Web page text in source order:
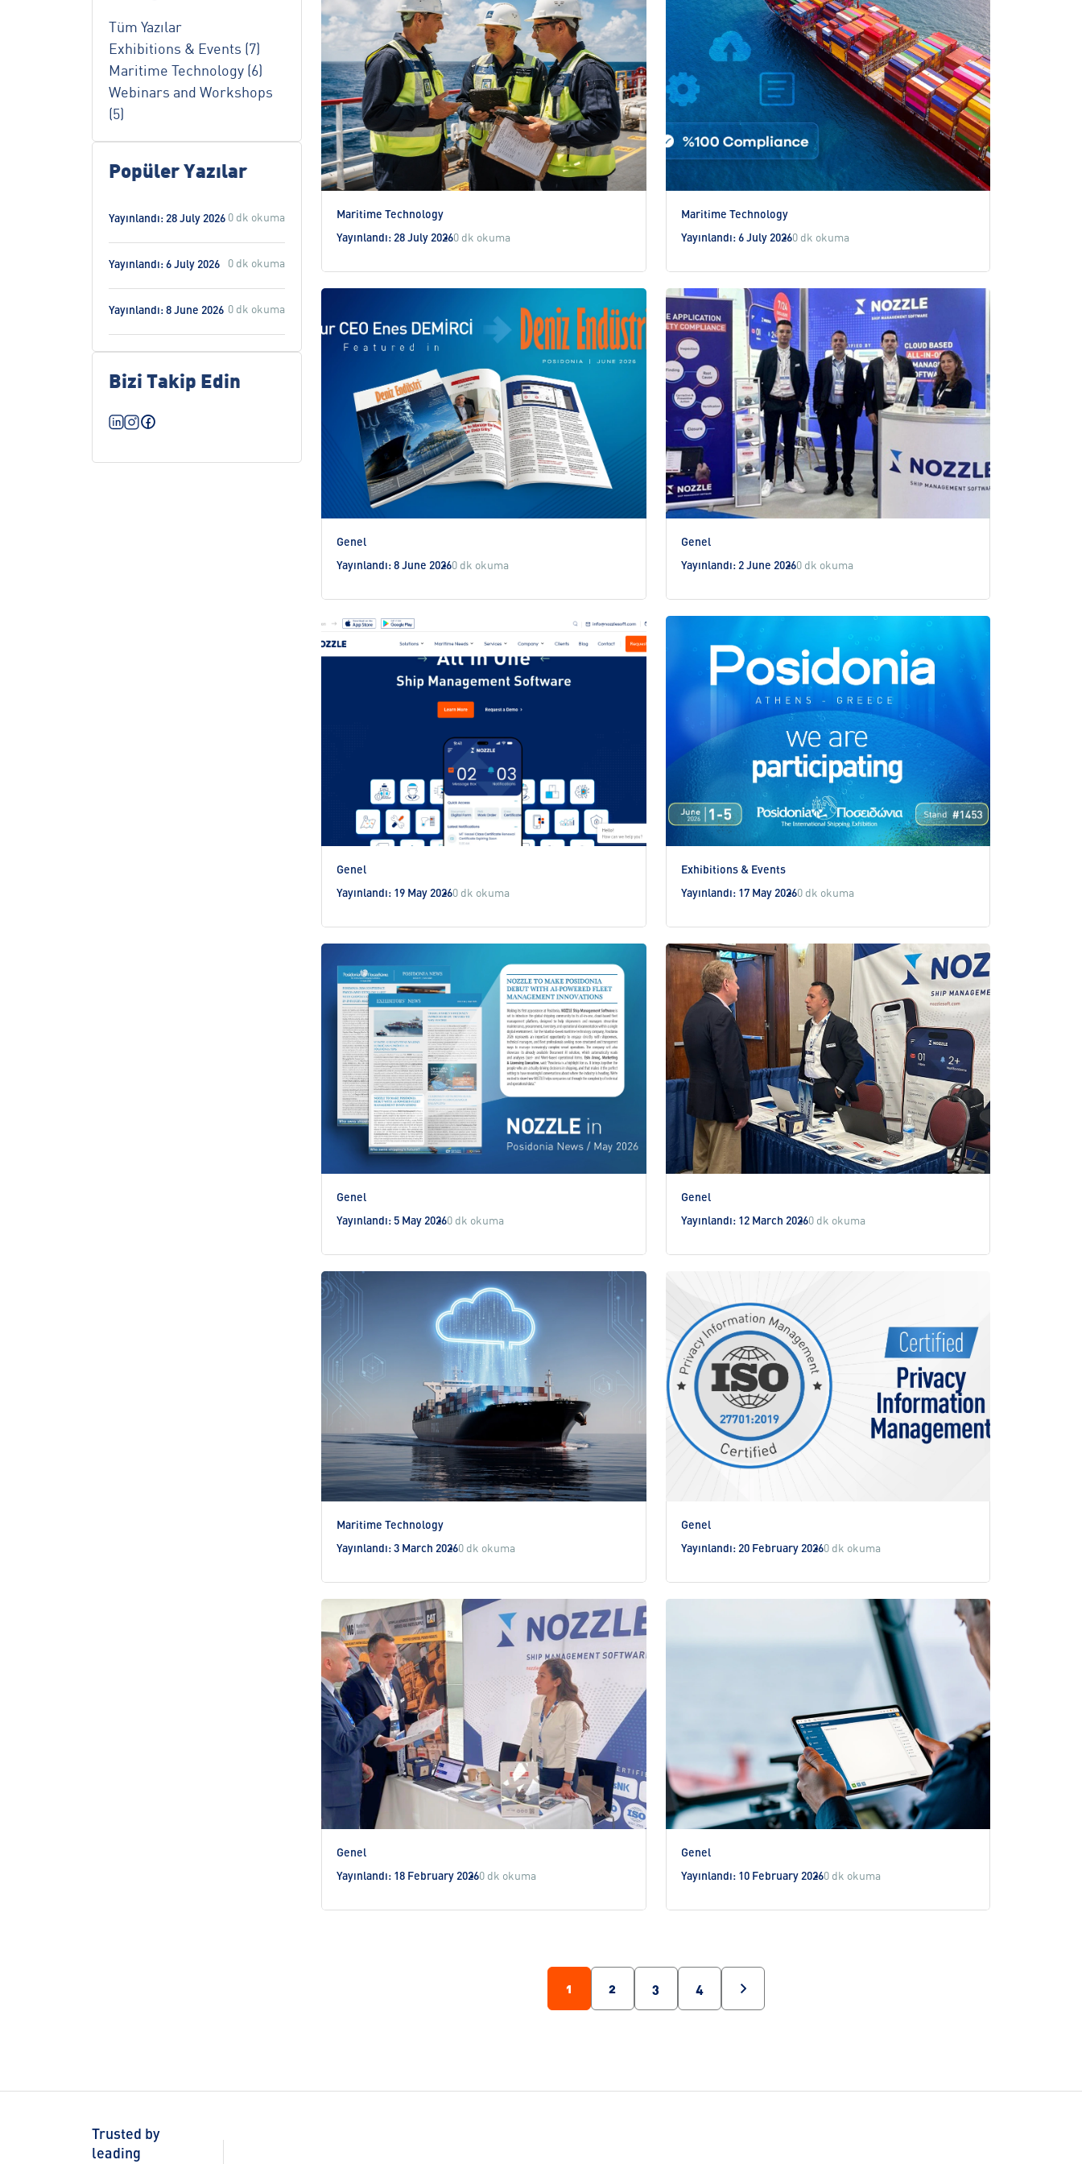
Tüm Yazılar
Exhibitions & Events (7)
Maritime Technology (6)
Webinars and Workshops
(5)
Popüler Yazılar
Yayınlandı: 28 July 2026 0 dk okuma
Yayınlandı: 6 July 2026 0 dk okuma
Yayınlandı: 8 June 2026 0 dk okuma
Bizi Takip Edin
Maritime Technology
Yayınlandı: 28 July 20260 dk okuma
Maritime Technology
Yayınlandı: 6 July 20260 dk okuma
Genel
Yayınlandı: 8 June 20260 dk okuma
Genel
Yayınlandı: 2 June 20260 dk okuma
Genel
Yayınlandı: 19 May 20260 dk okuma
Exhibitions & Events
Yayınlandı: 17 May 20260 dk okuma
Genel
Yayınlandı: 5 May 20260 dk okuma
Genel
Yayınlandı: 12 March 20260 dk okuma
Maritime Technology
Yayınlandı: 3 March 20260 dk okuma
Genel
Yayınlandı: 20 February 20260 dk okuma
Genel
Yayınlandı: 18 February 20260 dk okuma
Genel
Yayınlandı: 10 February 20260 dk okuma
1 2 3 4
Trusted by
leading